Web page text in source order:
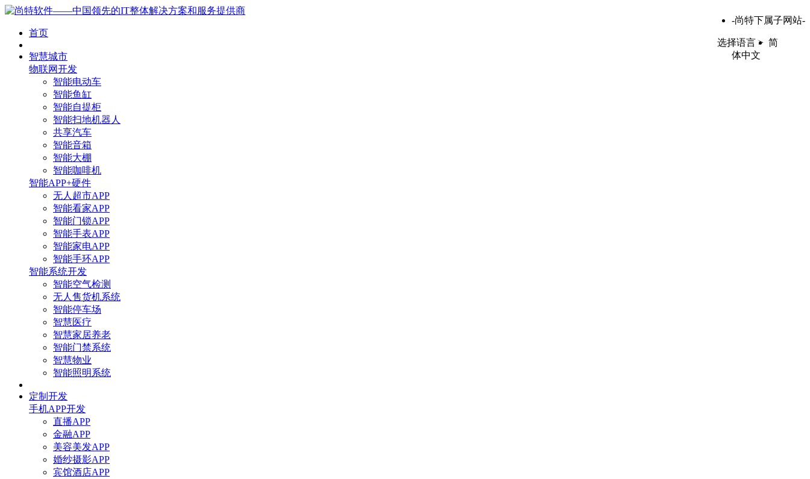
-尚特下属子网站-
选择语言 > 简
体中文
首页
智慧城市
物联网开发
智能电动车
智能鱼缸
智能自提柜
智能扫地机器人
共享汽车
智能音箱
智能大棚
智能咖啡机
智能APP+硬件
无人超市APP
智能看家APP
智能门锁APP
智能手表APP
智能家电APP
智能手环APP
智能系统开发
智能空气检测
无人售货机系统
智能停车场
智慧医疗
智慧家居养老
智能门禁系统
智慧物业
智能照明系统
定制开发
手机APP开发
直播APP
金融APP
美容美发APP
婚纱摄影APP
宾馆酒店APP